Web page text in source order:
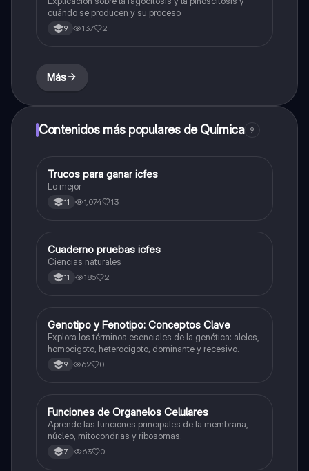
cuándo se producen y su proceso
9 137 2
Más
Contenidos más populares de Química 9
Química
Trucos para ganar icfes
Lo mejor
11 1,074 13
Biologia
Cuaderno pruebas icfes
Ciencias naturales
11 185 2
GBiologia
Genotipo y Fenotipo: Conceptos Clave
Explora los términos esenciales de la genética: alelos,
homocigoto, heterocigoto, dominante y recesivo.
9 62 0
FBiologia
Funciones de Organelos Celulares
Aprende las funciones principales de la membrana,
núcleo, mitocondrias y ribosomas.
7 63 0